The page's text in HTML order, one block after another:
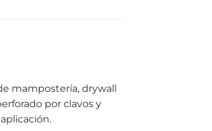
mampostería, drywall
por clavos y